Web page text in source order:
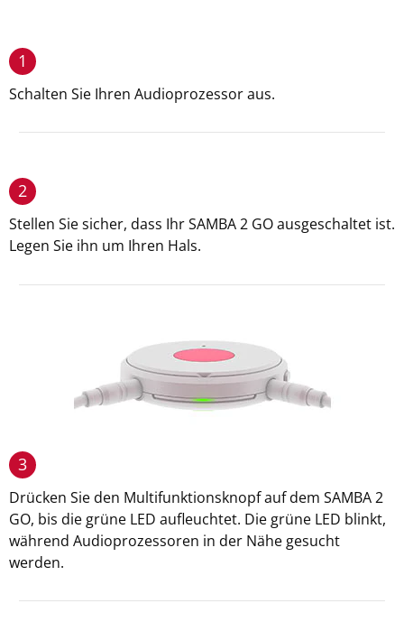
1
Schalten Sie Ihren Audioprozessor aus.
2
Stellen Sie sicher, dass Ihr SAMBA 2 GO ausgeschaltet ist.
Legen Sie ihn um Ihren Hals.
3
Drücken Sie den Multifunktionsknopf auf dem SAMBA 2
GO, bis die grüne LED aufleuchtet. Die grüne LED blinkt,
während Audioprozessoren in der Nähe gesucht
werden.